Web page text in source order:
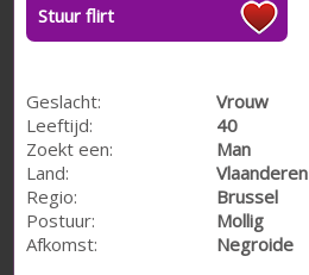
Stuur flirt
Geslacht:
Vrouw
Leeftijd:
40
Zoekt een:
Man
Land:
Vlaanderen
Regio:
Brussel
Postuur:
Mollig
Afkomst:
Negroide